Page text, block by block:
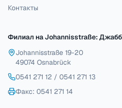
Контакты
Филиал на Johannisstraße:
Johannisstraße 19-20
49074 Osnabrück
0541 271 12 / 0541 271 13
Факс: 0541 271 14